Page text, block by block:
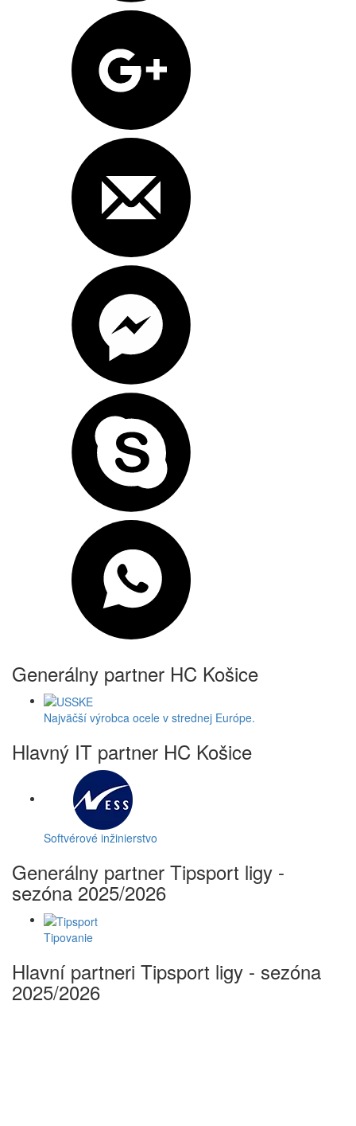
Generálny partner HC Košice
Najväčší výrobca ocele v strednej Európe.
Hlavný IT partner HC Košice
Softvérové inžinierstvo
Generálny partner Tipsport ligy -
sezóna 2025/2026
Tipovanie
Hlavní partneri Tipsport ligy - sezóna
2025/2026